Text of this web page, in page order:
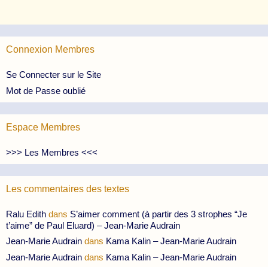
Connexion Membres
Se Connecter sur le Site
Mot de Passe oublié
Espace Membres
>>> Les Membres <<<
Les commentaires des textes
Ralu Edith dans S’aimer comment (à partir des 3 strophes “Je
t’aime” de Paul Eluard) – Jean-Marie Audrain
Jean-Marie Audrain dans Kama Kalin – Jean-Marie Audrain
Jean-Marie Audrain dans Kama Kalin – Jean-Marie Audrain